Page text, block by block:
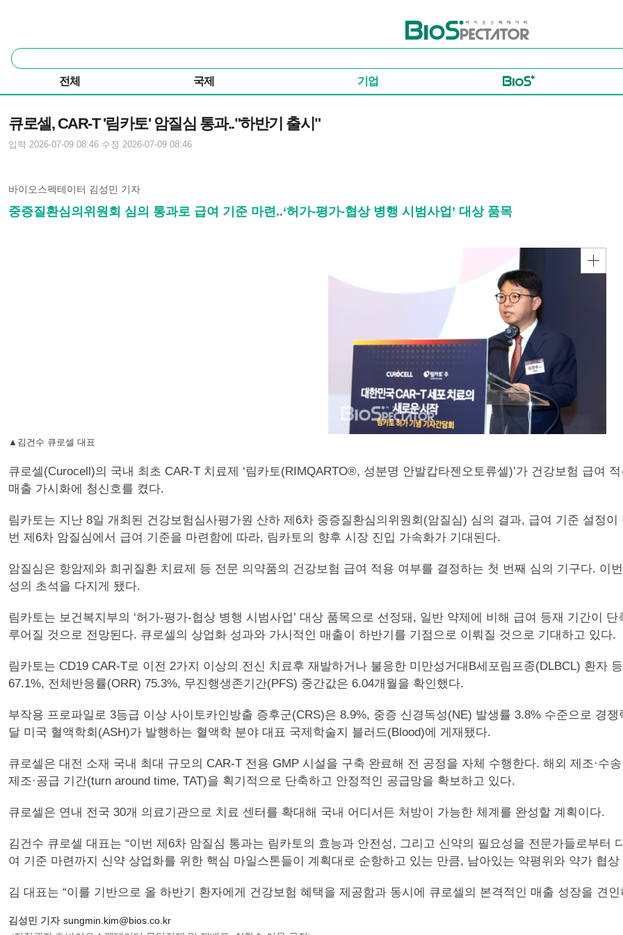
바이오스펙테이터
통
합
색
전체 국제 기업
큐로셀, CAR-T '림카토' 암질심 통과.."하반기 출시"
입력 2026-07-09 08:46 수정 2026-07-09 08:46
바이오스펙테이터 김성민 기자
중증질환심의위원회 심의 통과로 급여 기준 마련..‘허가-평가-협상 병행 시범사업’ 대상 품목
▲김건수 큐로셀 대표
큐로셀(Curocell)의 국내 최초 CAR-T 치료제 ‘림카토(RIMQARTO®, 성분명 안발캅타젠오토류셀)’가 건강보험 급여
매출 가시화에 청신호를 켰다.
림카토는 지난 8일 개최된 건강보험심사평가원 산하 제6차 중증질환심의위원회(암질심) 심의 결과, 급여 기준 설정
번 제6차 암질심에서 급여 기준을 마련함에 따라, 림카토의 향후 시장 진입 가속화가 기대된다.
암질심은 항암제와 희귀질환 치료제 등 전문 의약품의 건강보험 급여 적용 여부를 결정하는 첫 번째 심의 기구다. 이
성의 초석을 다지게 됐다.
림카토는 보건복지부의 ‘허가-평가-협상 병행 시범사업’ 대상 품목으로 선정돼, 일반 약제에 비해 급여 등재 기간이
루어질 것으로 전망된다. 큐로셀의 상업화 성과와 가시적인 매출이 하반기를 기점으로 이뤄질 것으로 기대하고 있다.
림카토는 CD19 CAR-T로 이전 2가지 이상의 전신 치료후 재발하거나 불응한 미만성거대B세포림프종(DLBCL) 환자
67.1%, 전체반응률(ORR) 75.3%, 무진행생존기간(PFS) 중간값은 6.04개월을 확인했다.
부작용 프로파일로 3등급 이상 사이토카인방출 증후군(CRS)은 8.9%, 중증 신경독성(NE) 발생률 3.8% 수준으로 경
달 미국 혈액학회(ASH)가 발행하는 혈액학 분야 대표 국제학술지 블러드(Blood)에 게재됐다.
큐로셀은 대전 소재 국내 최대 규모의 CAR-T 전용 GMP 시설을 구축 완료해 전 공정을 자체 수행한다. 해외 제조·수
제조·공급 기간(turn around time, TAT)을 획기적으로 단축하고 안정적인 공급망을 확보하고 있다.
큐로셀은 연내 전국 30개 의료기관으로 치료 센터를 확대해 국내 어디서든 처방이 가능한 체계를 완성할 계획이다.
김건수 큐로셀 대표는 “이번 제6차 암질심 통과는 림카토의 효능과 안전성, 그리고 신약의 필요성을 전문가들로부터
여 기준 마련까지 신약 상업화를 위한 핵심 마일스톤들이 계획대로 순항하고 있는 만큼, 남아있는 약평위와 약가 협
김 대표는 “이를 기반으로 올 하반기 환자에게 건강보험 혜택을 제공함과 동시에 큐로셀의 본격적인 매출 성장을 견인
김성민 기자 sungmin.kim@bios.co.kr